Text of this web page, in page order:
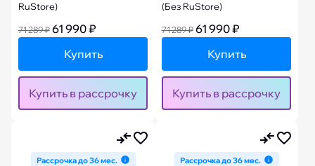
RuStore)
71 289 ₽ 61 990 ₽
Купить
Купить в рассрочку
(Без RuStore)
71 289 ₽ 61 990 ₽
Купить
Купить в рассрочку
Рассрочка до 36 мес. Рассрочка до 36 мес.